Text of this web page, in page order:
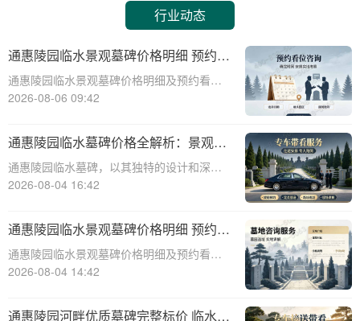
行业动态
通惠陵园临水景观墓碑价格明细 预约看
墓赠送碑文雕刻
通惠陵园临水景观墓碑价格明细及预约看墓
赠送碑文雕刻服务详解☎ 通惠陵园电话:400-
与人文情怀的现代化陵园，以其独特的临水
景观墓碑设计赢得了众多家庭的青
2026-08-06 09:42
通惠陵园临水墓碑价格全解析：景观维
护无忧，园区全额承担详解
通惠陵园临水墓碑，以其独特的设计和深远
的文化内涵，成为现代人对逝者纪念的优
自然环境和谐共生，为逝者营造一个宁静祥
和的安息之地。本文将深入探讨通惠陵园临
水墓碑的价格
2026-08-04 16:42
通惠陵园临水景观墓碑价格明细 预约看
墓赠送碑文雕刻详解
通惠陵园临水景观墓碑价格明细及预约看墓
赠送碑文雕刻详解☎ 通惠陵园电话:400-838-
越重视，墓碑作为逝者最后的尊严象征，其
2026-08-04 14:42
通惠陵园河畔优质墓碑完整标价 临水景